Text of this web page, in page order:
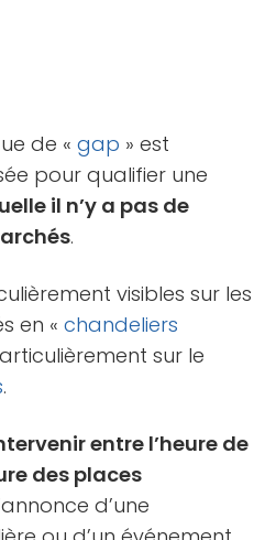
de « gap » est
pour qualifier une
il n’y a pas de
.
visibles sur les
en « chandeliers
sur le
.
entre l’heure de
des places
d’une